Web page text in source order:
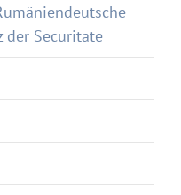
der Securitate